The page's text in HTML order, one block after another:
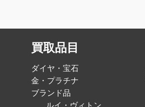
買取品目
ダイヤ・宝石
金・プラチナ
ブランド品